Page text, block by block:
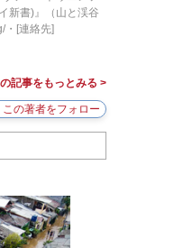
新書)』（山と渓谷
・[連絡先]
記事をもっとみる >